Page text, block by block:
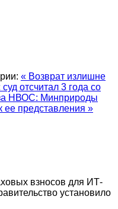
« Возврат излишне
отсчитал 3 года со
НВОС: Минприроды
ее представления »
взносов для ИТ-
установило